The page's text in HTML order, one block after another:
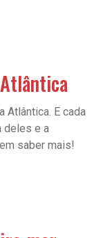
Atlântica. E cada
deles e a
saber mais!